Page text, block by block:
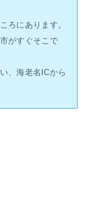
ろにあります。
がすぐそこで
、海老名ICから